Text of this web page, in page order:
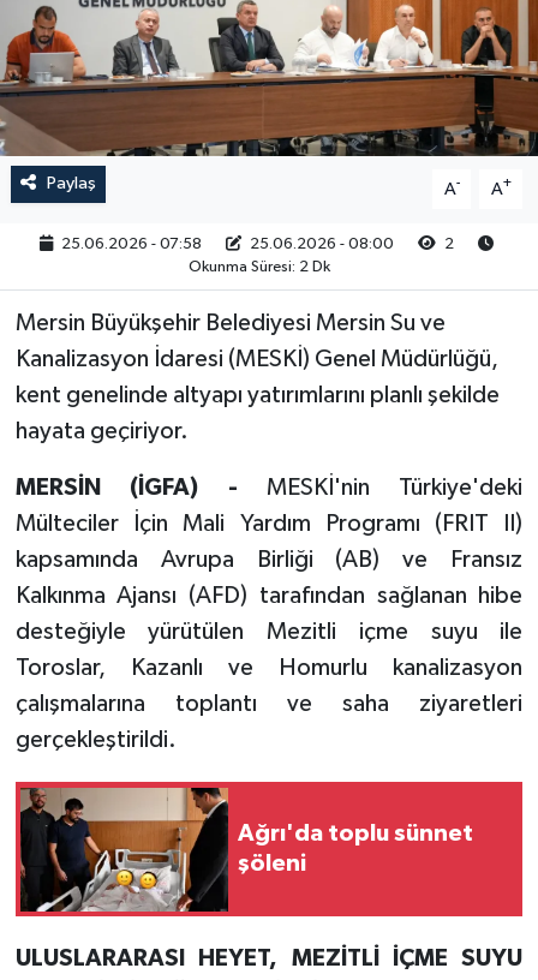
Paylaş A- A+
25.06.2026 - 07:58 25.06.2026 - 08:00
2
Okunma Süresi: 2 Dk
Mersin Büyükşehir Belediyesi Mersin Su ve
Kanalizasyon İdaresi (MESKİ) Genel Müdürlüğü,
kent genelinde altyapı yatırımlarını planlı şekilde
hayata geçiriyor.
MERSİN (İGFA) - MESKİ'nin Türkiye'deki
Mülteciler İçin Mali Yardım Programı (FRIT II)
kapsamında Avrupa Birliği (AB) ve Fransız
Kalkınma Ajansı (AFD) tarafından sağlanan hibe
desteğiyle yürütülen Mezitli içme suyu ile
Toroslar, Kazanlı ve Homurlu kanalizasyon
çalışmalarına toplantı ve saha ziyaretleri
gerçekleştirildi.
Ağrı'da toplu sünnet
şöleni
ULUSLARARASI HEYET, MEZİTLİ İÇME SUYU
RESMİ İLAN